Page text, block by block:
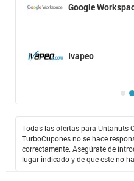
Google
Ivapeo
Todas las ofertas para Untanuts
TurboCupones no se hace
correctamente. Asegúrate de
lugar indicado y de que este no